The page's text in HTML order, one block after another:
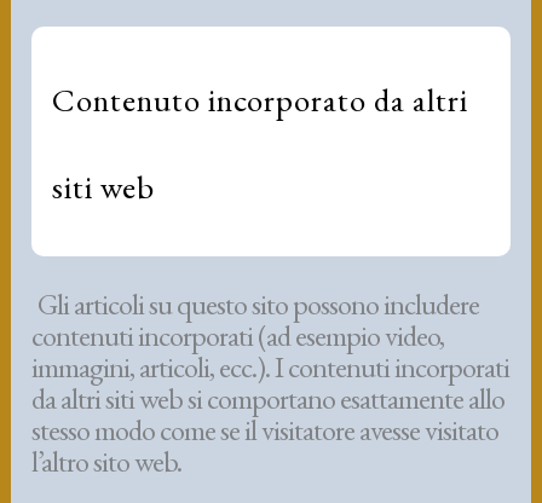
Contenuto incorporato da altri
siti web
Gli articoli su questo sito possono includere
contenuti incorporati (ad esempio video,
immagini, articoli, ecc.). I contenuti incorporati
da altri siti web si comportano esattamente allo
stesso modo come se il visitatore avesse visitato
l’altro sito web.